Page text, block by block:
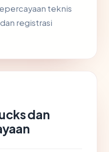
teknis
registrasi
dan